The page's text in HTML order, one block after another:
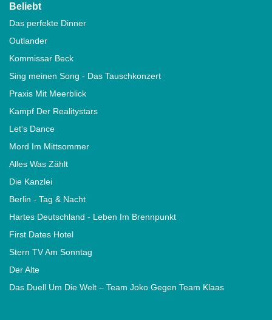
Beliebt
Das perfekte Dinner
Outlander
Kommissar Beck
Sing meinen Song - Das Tauschkonzert
Praxis Mit Meerblick
Kampf Der Realitystars
Let's Dance
Mord Im Mittsommer
Alles Was Zählt
Die Kanzlei
Berlin - Tag & Nacht
Hartes Deutschland - Leben Im Brennpunkt
First Dates Hotel
Stern TV Am Sonntag
Der Alte
Das Duell Um Die Welt – Team Joko Gegen Team Klaas